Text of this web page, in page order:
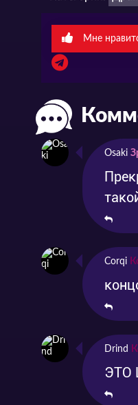
Мне
Osaki
Corqi
Drind
ЭТО